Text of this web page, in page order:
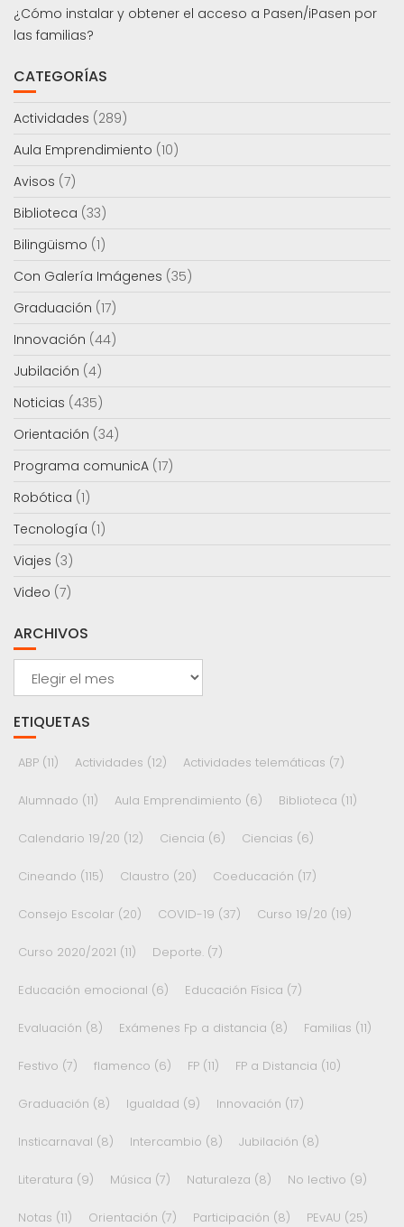
¿Cómo instalar y obtener el acceso a Pasen/iPasen por
las familias?
CATEGORÍAS
Actividades (289)
Aula Emprendimiento (10)
Avisos (7)
Biblioteca (33)
Bilingüismo (1)
Con Galería Imágenes (35)
Graduación (17)
Innovación (44)
Jubilación (4)
Noticias (435)
Orientación (34)
Programa comunicA (17)
Robótica (1)
Tecnología (1)
Viajes (3)
Video (7)
ARCHIVOS
ETIQUETAS
ABP (11) Actividades (12) Actividades telemáticas (7)
Alumnado (11) Aula Emprendimiento (6) Biblioteca (11)
Calendario 19/20 (12) Ciencia (6) Ciencias (6)
Cineando (115) Claustro (20) Coeducación (17)
Consejo Escolar (20) COVID-19 (37) Curso 19/20 (19)
Curso 2020/2021 (11) Deporte. (7)
Educación emocional (6) Educación Física (7)
Evaluación (8) Exámenes Fp a distancia (8) Familias (11)
Festivo (7) flamenco (6) FP (11) FP a Distancia (10)
Graduación (8) Igualdad (9) Innovación (17)
Insticarnaval (8) Intercambio (8) Jubilación (8)
Literatura (9) Música (7) Naturaleza (8) No lectivo (9)
Notas (11) Orientación (7) Participación (8) PEvAU (25)